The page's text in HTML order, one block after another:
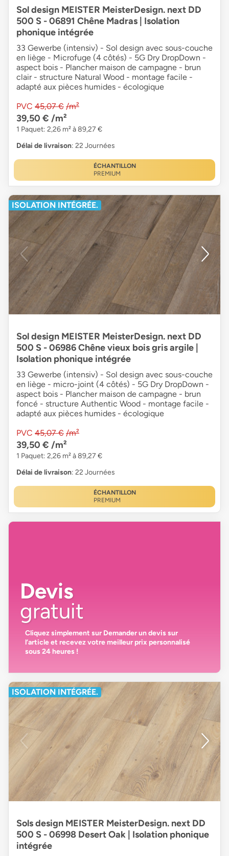
Sol design MEISTER MeisterDesign. next DD
500 S - 06891 Chêne Madras | Isolation
phonique intégrée
33 Gewerbe (intensiv) - Sol design avec sous-couche
en liège - Microfuge (4 côtés) - 5G Dry DropDown -
aspect bois - Plancher maison de campagne - brun
clair - structure Natural Wood - montage facile -
adapté aux pièces humides - écologique
PVC 45,07 € /m²
39,50 € /m²
1 Paquet: 2,26 m² à 89,27 €
Délai de livraison: 22 Journées
ÉCHANTILLON
PREMIUM
ISOLATION INTÉGRÉE.
Sol design MEISTER MeisterDesign. next DD
500 S - 06986 Chêne vieux bois gris argile |
Isolation phonique intégrée
33 Gewerbe (intensiv) - Sol design avec sous-couche
en liège - micro-joint (4 côtés) - 5G Dry DropDown -
aspect bois - Plancher maison de campagne - brun
foncé - structure Authentic Wood - montage facile -
adapté aux pièces humides - écologique
PVC 45,07 € /m²
39,50 € /m²
1 Paquet: 2,26 m² à 89,27 €
Délai de livraison: 22 Journées
ÉCHANTILLON
PREMIUM
Devis
gratuit
Cliquez simplement sur Demander un devissur
l’article et recevez votremeilleur prix personnalisé
sous 24 heures !
ISOLATION INTÉGRÉE.
Sols design MEISTER MeisterDesign. next DD
500 S - 06998 Desert Oak | Isolation phonique
intégrée